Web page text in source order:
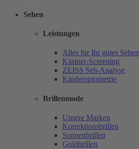
Sehen
Leistungen
Alles für Ihr gutes Sehen
Kästner-Screening
ZEISS Seh-Analyse
Kinderoptometrie
Brillenmode
Unsere Marken
Korrektionsbrillen
Sonnenbrillen
Goldbrillen